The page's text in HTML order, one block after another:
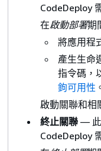
CodeDeploy
在啟動部署期
將應用程
產生生命
指令碼，
鉤可用性
啟動關聯和相
終止關聯 — 此
CodeDeploy